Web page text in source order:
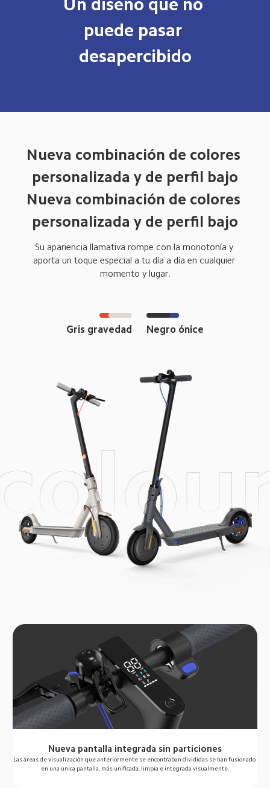
Un diseño que no
puede pasar
desapercibido
Nueva combinación de colores
personalizada y de perfil bajo
Nueva combinación de colores
personalizada y de perfil bajo
Su apariencia llamativa rompe con la monotonía y
aporta un toque especial a tu día a día en cualquier
momento y lugar.
Gris gravedad Negro ónice
Nueva pantalla integrada sin particiones
Las áreas de visualización que anteriormente se encontraban divididas se han fusionado
en una única pantalla, más unificada, limpia e integrada visualmente.